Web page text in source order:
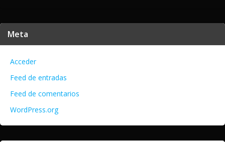
Meta
Acceder
Feed de entradas
Feed de comentarios
WordPress.org